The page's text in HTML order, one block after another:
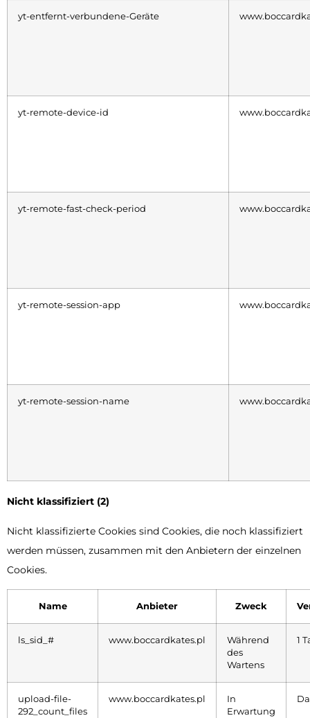
yt-entfernt-verbundene-Geräte
yt-remote-device-id
yt-remote-fast-check-period
yt-remote-session-app
yt-remote-session-name
Nicht klassifiziert (2)
Nicht klassifizierte Cookies sind Cookies, die noch klassifiziert
werden müssen, zusammen mit den Anbietern der einzelnen
Cookies.
Name Anbieter Zweck
ls_sid_# www.boccardkates.pl
Während
des
Wartens
1
upload-file-
292_count_files
www.boccardkates.pl
In
Erwartung